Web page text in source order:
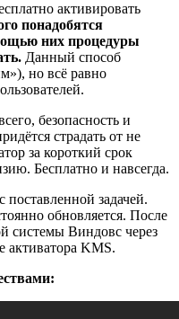
активировать
понадобятся
них процедуры
Данный способ
но всё равно
безопасность и
страдать от не
за короткий срок
Бесплатно и навсегда.
поставленной задачей.
обновляется. После
системы Виндовс через
активатора KMS.